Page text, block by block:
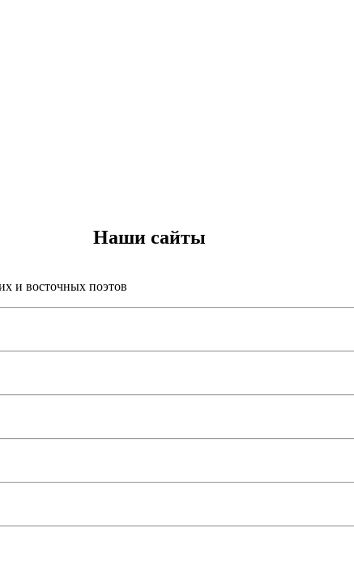
Наши сайты
и восточных поэтов